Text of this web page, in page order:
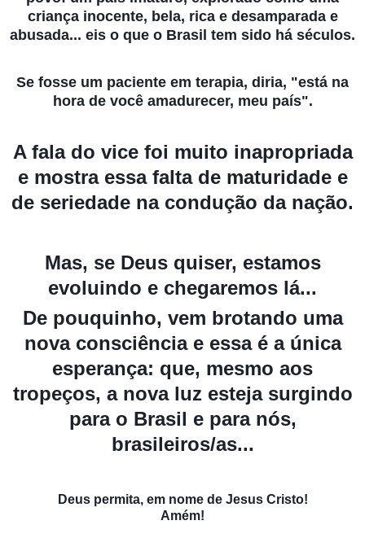
criança inocente, bela, rica e desamparada e
abusada... eis o que o Brasil tem sido há séculos.
Se fosse um paciente em terapia, diria, "está na
hora de você amadurecer, meu país".
A fala do vice foi muito inapropriada
e mostra essa falta de maturidade e
de seriedade na condução da nação.
Mas, se Deus quiser, estamos
evoluindo e chegaremos lá...
De pouquinho, vem brotando uma
nova consciência e essa é a única
esperança: que, mesmo aos
tropeços, a nova luz esteja surgindo
para o Brasil e para nós,
brasileiros/as...
Deus permita, em nome de Jesus Cristo!
Amém!